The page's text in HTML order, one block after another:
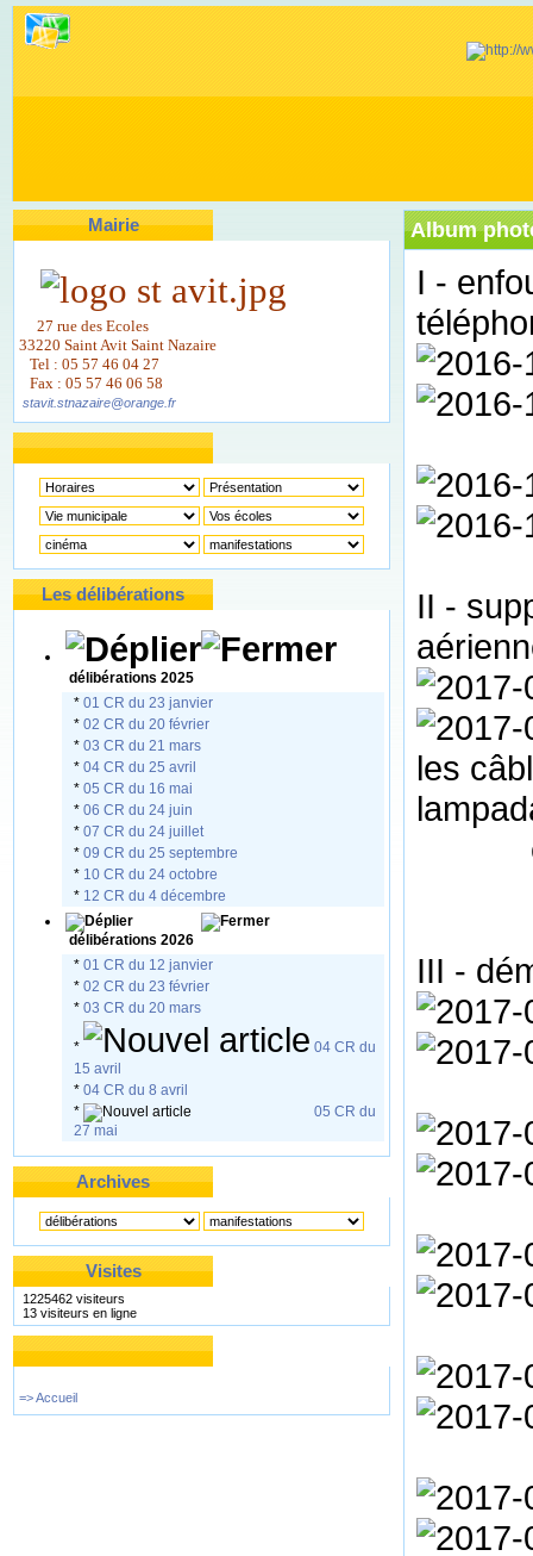
Mairie
27 rue des Ecoles
33220 Saint Avit Saint Nazaire
Tel : 05 57 46 04 27
Fax : 05 57 46 06 58
stavit.stnazaire@orange.fr
Les délibérations
délibérations 2025
* 01 CR du 23 janvier
* 02 CR du 20 février
* 03 CR du 21 mars
* 04 CR du 25 avril
* 05 CR du 16 mai
* 06 CR du 24 juin
* 07 CR du 24 juillet
* 09 CR du 25 septembre
* 10 CR du 24 octobre
* 12 CR du 4 décembre
délibérations 2026
* 01 CR du 12 janvier
* 02 CR du 23 février
* 03 CR du 20 mars
*
04 CR du
15 avril
* 04 CR du 8 avril
*
05 CR du
27 mai
Archives
Visites
1225462 visiteurs
13 visiteurs en ligne
=> Accueil
Album
I -
II -
les
III -